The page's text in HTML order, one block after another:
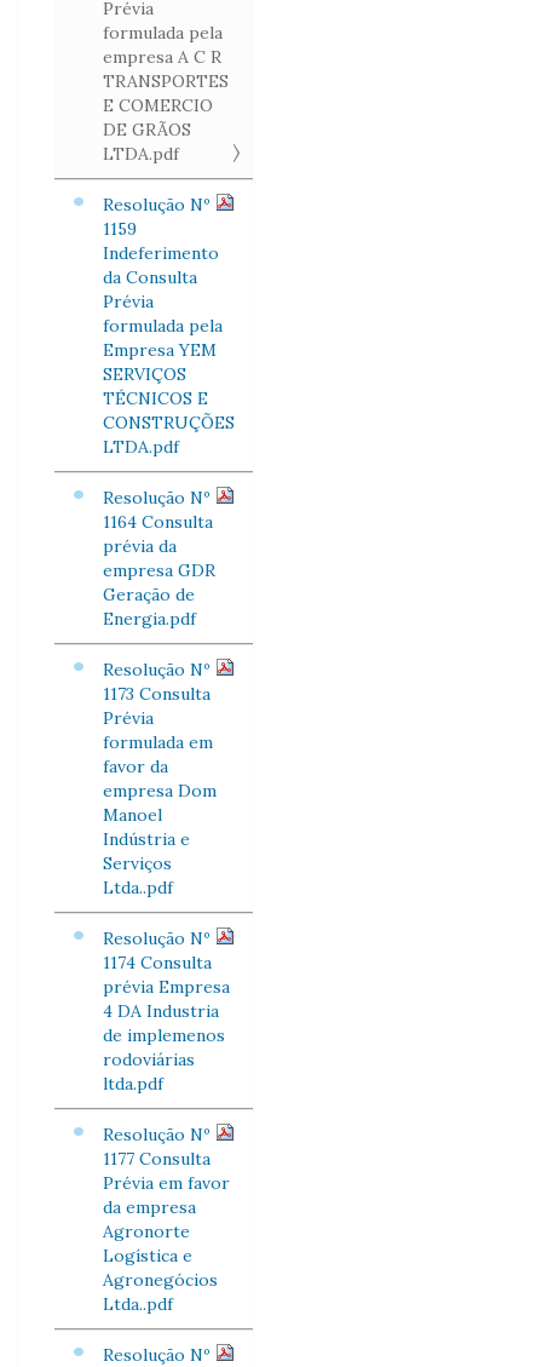
Prévia
formulada pela
empresa A C R
TRANSPORTES
E COMERCIO
DE GRÃOS
LTDA.pdf
Resolução Nº
1159
Indeferimento
da Consulta
Prévia
formulada pela
Empresa YEM
SERVIÇOS
TÉCNICOS E
CONSTRUÇÕES
LTDA.pdf
Resolução Nº
1164 Consulta
prévia da
empresa GDR
Geração de
Energia.pdf
Resolução Nº
1173 Consulta
Prévia
formulada em
favor da
empresa Dom
Manoel
Indústria e
Serviços
Ltda..pdf
Resolução Nº
1174 Consulta
prévia Empresa
4 DA Industria
de implemenos
rodoviárias
ltda.pdf
Resolução Nº
1177 Consulta
Prévia em favor
da empresa
Agronorte
Logística e
Agronegócios
Ltda..pdf
Resolução Nº